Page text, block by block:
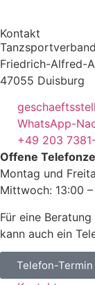
Kontakt
Friedrich-Alfred-
47055 Duisburg
WhatsApp-
+49 203
Offene
Montag und
Mittwoch: 13:00
Für eine
kann auch ein
Telefon-